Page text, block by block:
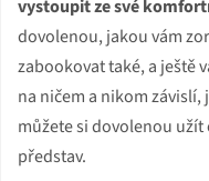
vystoupit ze své
dovolenou, jakou vám
zabookovat také, a ještě
na ničem a nikom
můžete si dovolenou užít
představ.